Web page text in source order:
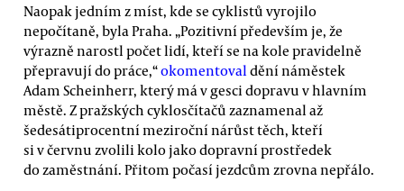
Naopak jedním z míst, kde se cyklistů vyrojilo
nepočítaně, byla Praha. „Pozitivní především je, že
výrazně narostl počet lidí, kteří se na kole pravidelně
přepravují do práce,“okomentoval dění náměstek
Adam Scheinherr, který má v gesci dopravu v hlavním
městě. Z pražských cyklosčítačů zaznamenal až
šedesátiprocentní meziroční nárůst těch, kteří
si v červnu zvolili kolo jako dopravní prostředek
do zaměstnání. Přitom počasí jezdcům zrovna nepřálo.